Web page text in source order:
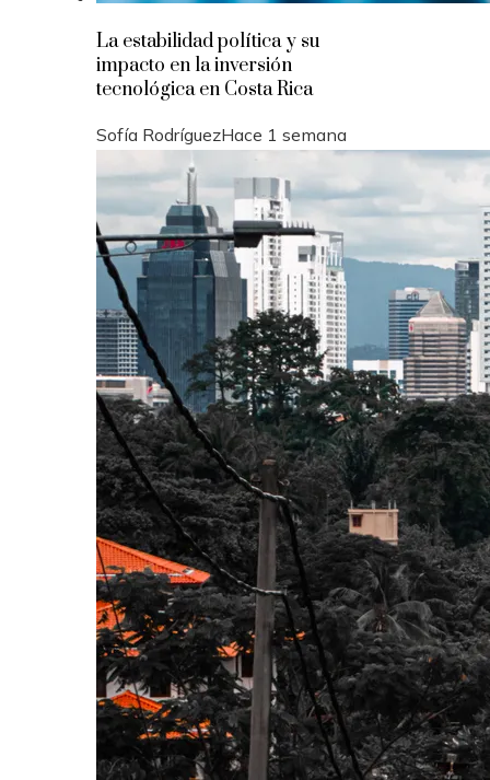
La estabilidad política y su
impacto en la inversión
tecnológica en Costa Rica
Sofía RodríguezHace 1 semana